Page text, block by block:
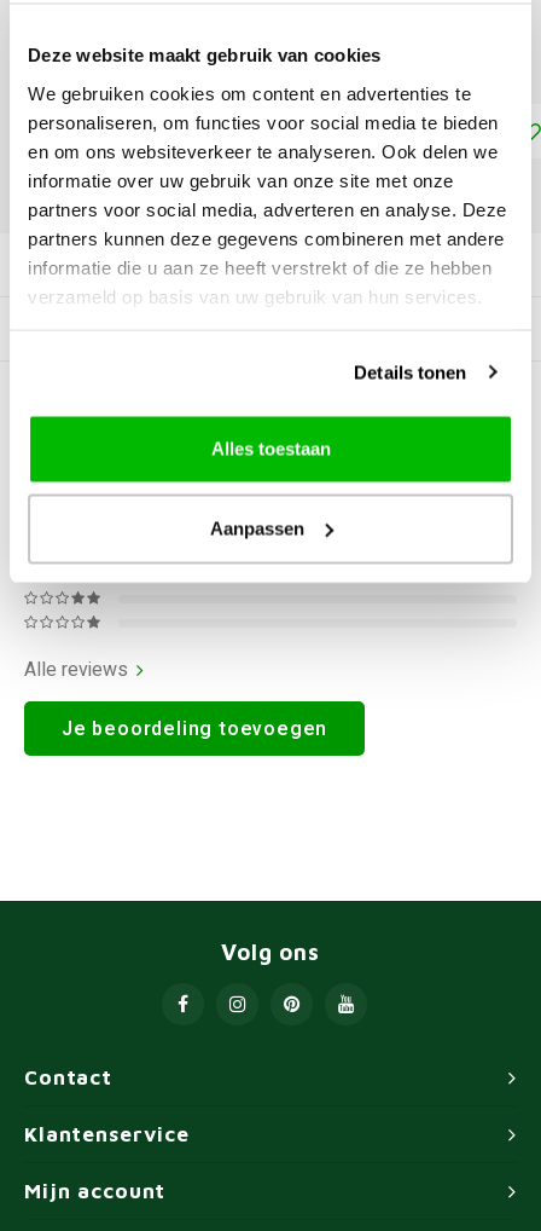
Deze website maakt gebruik van cookies
We gebruiken cookies om content en advertenties te
personaliseren, om functies voor social media te bieden
en om ons websiteverkeer te analyseren. Ook delen we
informatie over uw gebruik van onze site met onze
partners voor social media, adverteren en analyse. Deze
partners kunnen deze gegevens combineren met andere
informatie die u aan ze heeft verstrekt of die ze hebben
verzameld op basis van uw gebruik van hun services.
Details tonen
Alles toestaan
Aanpassen
meer
Toevoegen aan winkelwagen
Productomschrijving
0Reviews
Alle reviews
Je beoordeling toevoegen
Contact
Volg ons
Klantenservice
Mijn account